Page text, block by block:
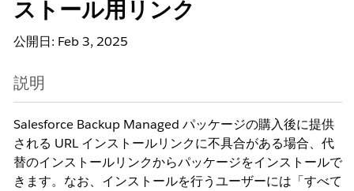
ストール用リンク
公開日: Feb 3, 2025
説明
Salesforce Backup Managed パッケージの購入後に提供
される URL インストールリンクに不具合がある場合、代
替のインストールリンクからパッケージをインストールで
きます。なお、インストールを行うユーザーには「すべて